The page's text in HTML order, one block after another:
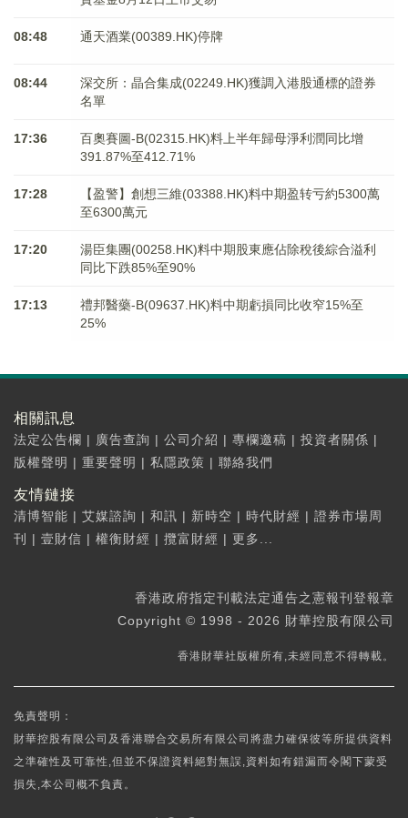
08:48 通天酒業(00389.HK)停牌
08:44
深交所：晶合集成(02249.HK)獲調入港股通標的證券
名單
17:36
百奧賽圖-B(02315.HK)料上半年歸母淨利潤同比增
391.87%至412.71%
17:28
【盈警】創想三維(03388.HK)料中期盈转亏約5300萬
至6300萬元
17:20
湯臣集團(00258.HK)料中期股東應佔除稅後綜合溢利
同比下跌85%至90%
17:13
禮邦醫藥-B(09637.HK)料中期虧損同比收窄15%至
25%
相關訊息
法定公告欄 | 廣告查詢 | 公司介紹 | 專欄邀稿 | 投資者關係 |
版權聲明 | 重要聲明 | 私隱政策 | 聯絡我們
友情鏈接
清博智能 | 艾媒諮詢 | 和訊 | 新時空 | 時代財經 | 證券市場周
刊
| 壹財信 | 權衡財經 | 攬富財經 | 更多...
香港政府指定刊載法定通告之憲報刊登報章
Copyright © 1998 - 2026 財華控股有限公司
香港財華社版權所有,未經同意不得轉載。
免責聲明：
財華控股有限公司及香港聯合交易所有限公司將盡力確保彼等所提供資料
之準確性及可靠性,但並不保證資料絕對無誤,資料如有錯漏而令閣下蒙受
損失,本公司概不負責。